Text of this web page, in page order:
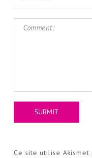
Ce site utilise